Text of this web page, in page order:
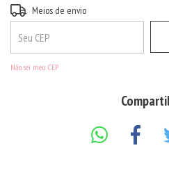
Entregas para o CEP:
Meios de envio
Não sei meu CEP